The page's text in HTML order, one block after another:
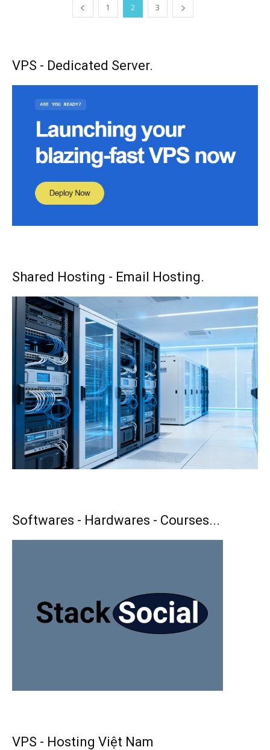
1 2 3
VPS - Dedicated Server.
Shared Hosting - Email Hosting.
Softwares - Hardwares - Courses...
VPS - Hosting Việt Nam